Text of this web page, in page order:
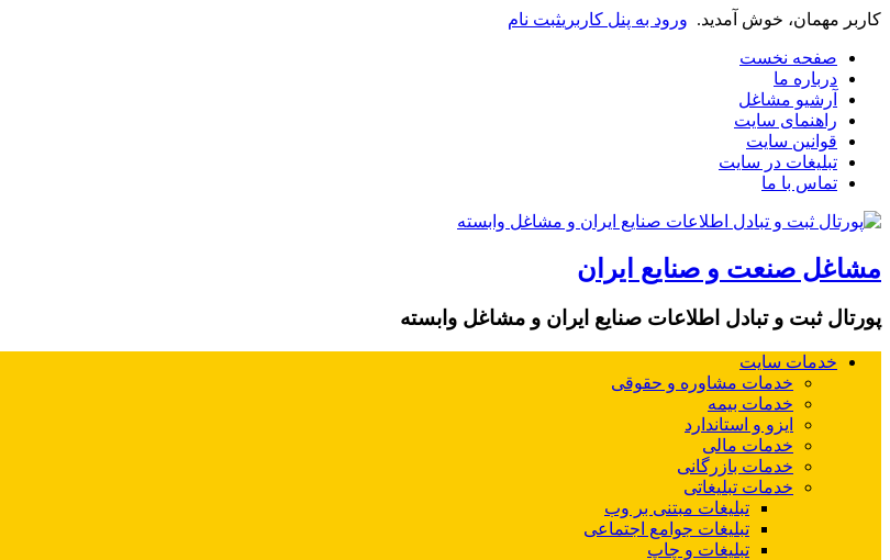
کاربر مهمان، خوش آمدید. ورود به پنل کاربریثبت نام
صفحه نخست
درباره ما
آرشیو مشاغل
راهنمای سایت
قوانین سایت
تبلیغات در سایت
تماس با ما
مشاغل صنعت و صنایع ایران
پورتال ثبت و تبادل اطلاعات صنایع ایران و مشاغل وابسته
خدمات سایت
خدمات مشاوره و حقوقی
خدمات بیمه
ایزو و استاندارد
خدمات مالی
خدمات بازرگانی
خدمات تبلیغاتی
تبلیغات مبتنی بر وب
تبلیغات جوامع اجتماعی
تبلیغات و چاپ